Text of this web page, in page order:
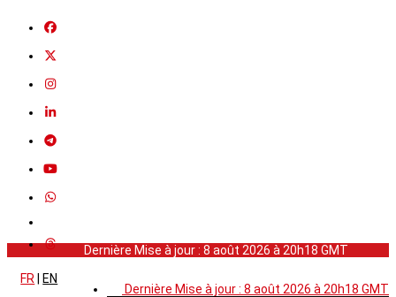
Dernière Mise à jour : 8 août 2026 à 20h18 GMT
Dernière Mise à jour : 8 août 2026 à 20h18 GMT
FR
EN